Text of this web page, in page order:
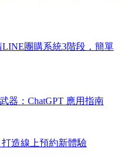
團購系統3階段，簡單
器：ChatGPT 應用指南
打造線上預約新體驗